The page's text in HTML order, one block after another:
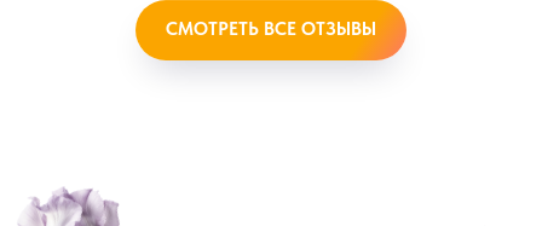
СМОТРЕТЬ ВСЕ ОТЗЫВЫ